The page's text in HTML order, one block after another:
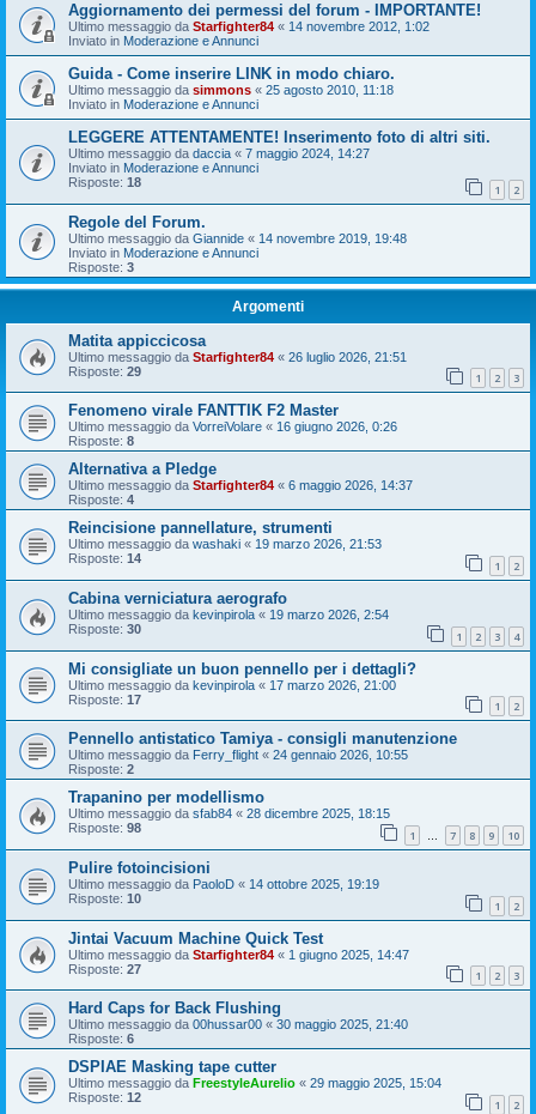
Aggiornamento dei permessi del forum - IMPORTANTE!
Ultimo messaggio da Starfighter84 « 14 novembre 2012, 1:02
Inviato in Moderazione e Annunci
Guida - Come inserire LINK in modo chiaro.
Ultimo messaggio da simmons « 25 agosto 2010, 11:18
Inviato in Moderazione e Annunci
LEGGERE ATTENTAMENTE! Inserimento foto di altri siti.
Ultimo messaggio da daccia « 7 maggio 2024, 14:27
Inviato in Moderazione e Annunci
Risposte: 18 1 2
Regole del Forum.
Ultimo messaggio da Giannide « 14 novembre 2019, 19:48
Inviato in Moderazione e Annunci
Risposte: 3
Argomenti
Matita appiccicosa
Ultimo messaggio da Starfighter84 « 26 luglio 2026, 21:51
Risposte: 29 1 2 3
Fenomeno virale FANTTIK F2 Master
Ultimo messaggio da VorreiVolare « 16 giugno 2026, 0:26
Risposte: 8
Alternativa a Pledge
Ultimo messaggio da Starfighter84 « 6 maggio 2026, 14:37
Risposte: 4
Reincisione pannellature, strumenti
Ultimo messaggio da washaki « 19 marzo 2026, 21:53
Risposte: 14 1 2
Cabina verniciatura aerografo
Ultimo messaggio da kevinpirola « 19 marzo 2026, 2:54
Risposte: 30 1 2 3 4
Mi consigliate un buon pennello per i dettagli?
Ultimo messaggio da kevinpirola « 17 marzo 2026, 21:00
Risposte: 17 1 2
Pennello antistatico Tamiya - consigli manutenzione
Ultimo messaggio da Ferry_flight « 24 gennaio 2026, 10:55
Risposte: 2
Trapanino per modellismo
Ultimo messaggio da sfab84 « 28 dicembre 2025, 18:15
Risposte: 98 1 … 7 8 9 10
Pulire fotoincisioni
Ultimo messaggio da PaoloD « 14 ottobre 2025, 19:19
Risposte: 10 1 2
Jintai Vacuum Machine Quick Test
Ultimo messaggio da Starfighter84 « 1 giugno 2025, 14:47
Risposte: 27 1 2 3
Hard Caps for Back Flushing
Ultimo messaggio da 00hussar00 « 30 maggio 2025, 21:40
Risposte: 6
DSPIAE Masking tape cutter
Ultimo messaggio da FreestyleAurelio « 29 maggio 2025, 15:04
Risposte: 12 1 2